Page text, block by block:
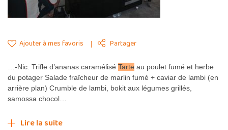
Ajouter à mes favoris Partager
…-Nic. Trifle d’ananas caramélisé Tarte au poulet fumé et herbe
du potager Salade fraîcheur de marlin fumé + caviar de lambi (en
arrière plan) Crumble de lambi, bokit aux légumes grillés,
samossa chocol…
Lire la suite